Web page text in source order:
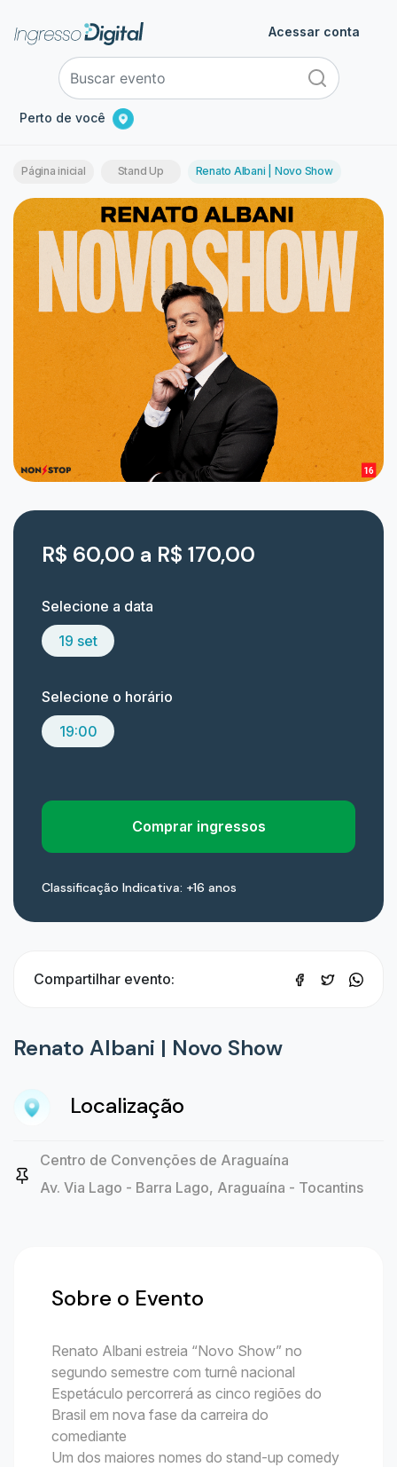
Perto de você
Acessar conta
Página inicial Stand Up Renato Albani | Novo Show
Renato Albani | Novo Show
Localização
Centro de Convenções de Araguaína
Av. Via Lago - Barra Lago, Araguaína - Tocantins
Sobre o Evento
Renato Albani estreia “Novo Show” no
segundo semestre com turnê nacional
Espetáculo percorrerá as cinco regiões do
Brasil em nova fase da carreira do
comediante
Um dos maiores nomes do stand-up comedy
R$ 60,00 a R$ 170,00
Selecione a data
19 set
Selecione o horário
19:00
Comprar ingressos
Classificação Indicativa: +16 anos
Compartilhar evento: